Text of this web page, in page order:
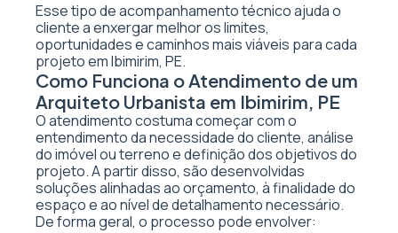
Esse tipo de acompanhamento técnico ajuda o
cliente a enxergar melhor os limites,
oportunidades e caminhos mais viáveis para cada
projeto em Ibimirim, PE.
Como Funciona o Atendimento de um
Arquiteto Urbanista em Ibimirim, PE
O atendimento costuma começar com o
entendimento da necessidade do cliente, análise
do imóvel ou terreno e definição dos objetivos do
projeto. A partir disso, são desenvolvidas
soluções alinhadas ao orçamento, à finalidade do
espaço e ao nível de detalhamento necessário.
De forma geral, o processo pode envolver: